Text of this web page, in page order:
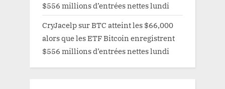
$556 millions d’entrées nettes lundi
CryJacelp surBTC atteint les $66,000
alors que les ETF Bitcoin enregistrent
$556 millions d’entrées nettes lundi